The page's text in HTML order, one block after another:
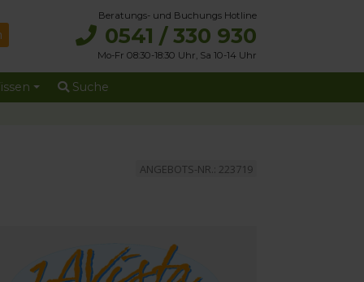
Beratungs- und Buchungs Hotline
0541 / 330 930
Mo-Fr 08:30-18:30 Uhr, Sa 10-14 Uhr
Suche
ANGEBOTS-NR.: 223719